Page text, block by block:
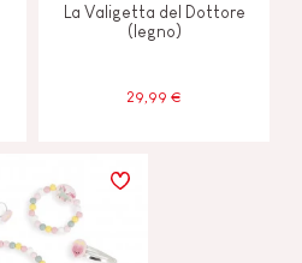
La Valigetta del Dottore
(legno)
29,99 €